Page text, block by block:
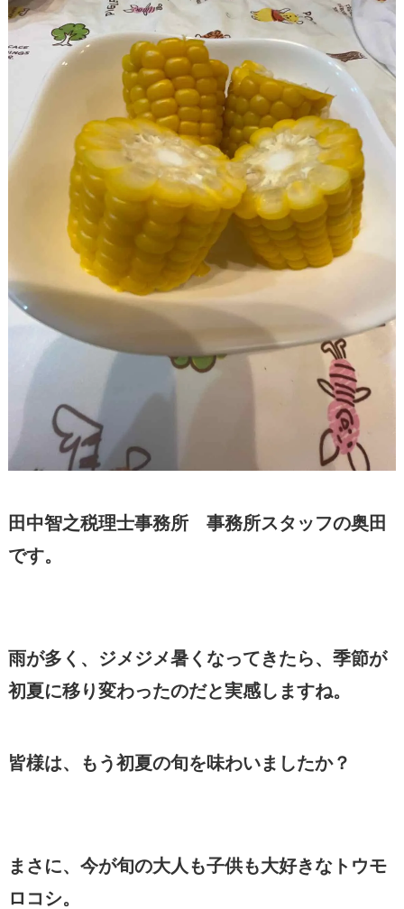
田中智之税理士事務所 事務所スタッフの奥田
です。
雨が多く、ジメジメ暑くなってきたら、季節が
初夏に移り変わったのだと実感しますね。
皆様は、もう初夏の旬を味わいましたか？
まさに、今が旬の大人も子供も大好きなトウモ
ロコシ。